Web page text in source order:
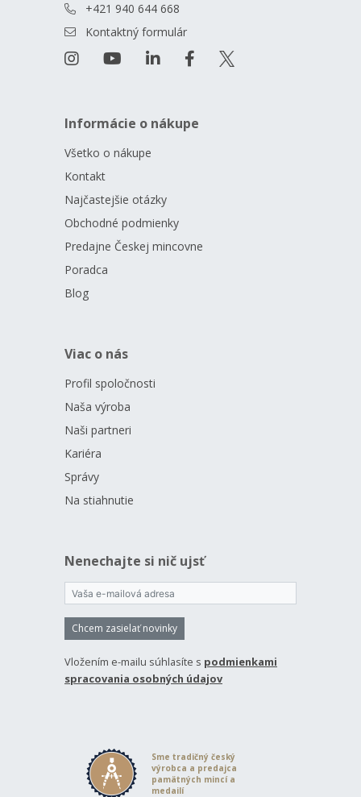
+421 940 644 668
Kontaktný formulár
Informácie o nákupe
Všetko o nákupe
Kontakt
Najčastejšie otázky
Obchodné podmienky
Predajne Českej mincovne
Poradca
Blog
Viac o nás
Profil spoločnosti
Naša výroba
Naši partneri
Kariéra
Správy
Na stiahnutie
Nenechajte si nič ujsť
Chcem zasielať novinky
Vložením e-mailu súhlasíte s podmienkami
spracovania osobných údajov
Sme tradičný český
výrobca a predajca
pamätných mincí a
medailí